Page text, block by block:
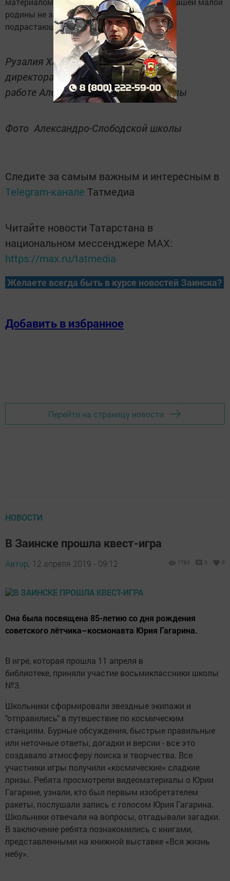
родины не забыта, а бережно хранится для
подрастающих поколений.
Рузалия Хадиуллина, заместитель
директора по воспитательной
работе Александро-Слободской школы
Фото Александро-Слободской школы
Следите за самым важным и интересным в
Telegram-канале Татмедиа
Читайте новости Татарстана в
национальном мессенджере MАХ:
https://max.ru/tatmedia
Желаете всегда быть в курсе новостей Заинска?
Добавить в избранное
Перейти на страницу новости
НОВОСТИ
В Заинске прошла квест-игра
Автор, 12 апреля 2019 - 09:12 1783 0 0
Она была посвящена 85-летию со дня рождения
советского лётчика–космонавта Юрия Гагарина.
В игре, которая прошла 11 апреля в
библиотеке, приняли участие восьмиклассники школы
№3.
Школьники сформировали звездные экипажи и
"отправились" в путешествие по космическим
станциям. Бурные обсуждения, быстрые правильные
или неточные ответы, догадки и версии - все это
создавало атмосферу поиска и творчества. Все
участники игры получили «космические» сладкие
призы. Ребята просмотрели видеоматериалы о Юрии
Гагарине, узнали, кто был первым изобретателем
ракеты, послушали запись с голосом Юрия Гагарина.
Школьники отвечали на вопросы, отгадывали загадки.
В заключение ребята познакомились с книгами,
представленными на книжной выставке «Вся жизнь
небу».